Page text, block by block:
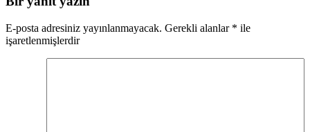
E-posta adresiniz yayınlanmayacak. Gerekli alanlar * ile
işaretlenmişlerdir